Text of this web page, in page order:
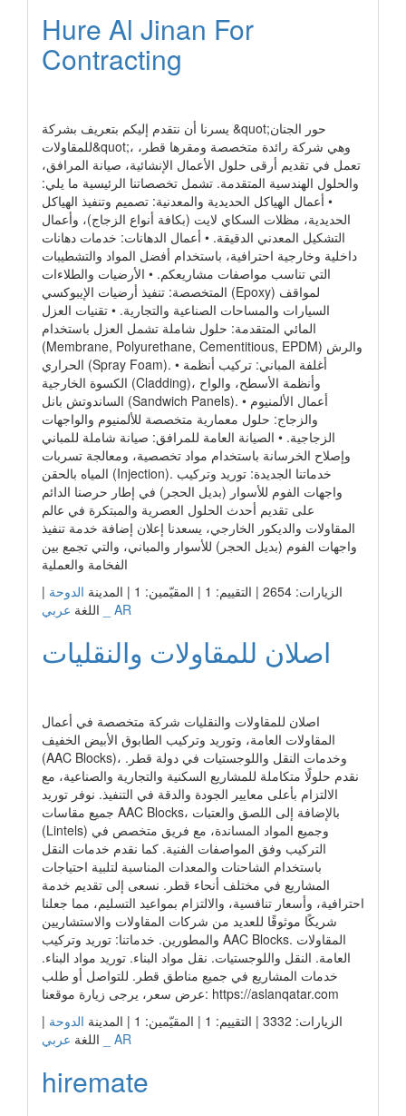
Hure Al Jinan For
Contracting
يسرنا أن نتقدم إليكم بتعريف بشركة &quot;حور الجنان
للمقاولات&quot;، وهي شركة رائدة متخصصة ومقرها قطر،
تعمل في تقديم أرقى حلول الأعمال الإنشائية، صيانة المرافق،
والحلول الهندسية المتقدمة. تشمل تخصصاتنا الرئيسية ما يلي:
• أعمال الهياكل الحديدية والمعدنية: تصميم وتنفيذ الهياكل
الحديدية، مظلات السكاي لايت (بكافة أنواع الزجاج)، وأعمال
التشكيل المعدني الدقيقة. • أعمال الدهانات: خدمات دهانات
داخلية وخارجية احترافية، باستخدام أفضل المواد والتشطيبات
التي تناسب مواصفات مشاريعكم. • الأرضيات والطلاءات
المتخصصة: تنفيذ أرضيات الإيبوكسي (Epoxy) لمواقف
السيارات والمساحات الصناعية والتجارية. • تقنيات العزل
المائي المتقدمة: حلول شاملة تشمل العزل باستخدام
(Membrane, Polyurethane, Cementitious, EPDM) والرش
الحراري (Spray Foam). • أغلفة المباني: تركيب أنظمة
الكسوة الخارجية (Cladding)، وأنظمة الأسطح، والواح
الساندوتش بانل (Sandwich Panels). • أعمال الألمنيوم
والزجاج: حلول معمارية متخصصة للألمنيوم والواجهات
الزجاجية. • الصيانة العامة للمرافق: صيانة شاملة للمباني
وإصلاح الخرسانة باستخدام مواد تخصصية، ومعالجة تسربات
المياه بالحقن (Injection). خدماتنا الجديدة: توريد وتركيب
واجهات الفوم للأسوار (بديل الحجر) في إطار حرصنا الدائم
على تقديم أحدث الحلول العصرية والمبتكرة في عالم
المقاولات والديكور الخارجي، يسعدنا إعلان إضافة خدمة تنفيذ
واجهات الفوم (بديل الحجر) للأسوار والمباني، والتي تجمع بين
الفخامة والعملية
الزيارات: 2654 | التقييم: 1 | المقيّمين: 1 | المدينة
الدوحة |
اللغة عربي _ AR
اصلان للمقاولات والنقليات
اصلان للمقاولات والنقليات شركة متخصصة في أعمال
المقاولات العامة، وتوريد وتركيب الطابوق الأبيض الخفيف
(AAC Blocks)، وخدمات النقل واللوجستيات في دولة قطر.
نقدم حلولًا متكاملة للمشاريع السكنية والتجارية والصناعية، مع
الالتزام بأعلى معايير الجودة والدقة في التنفيذ. نوفر توريد
جميع مقاسات AAC Blocks، بالإضافة إلى اللصق والعتبات
(Lintels) وجميع المواد المساندة، مع فريق متخصص في
التركيب وفق المواصفات الفنية. كما نقدم خدمات النقل
باستخدام الشاحنات والمعدات المناسبة لتلبية احتياجات
المشاريع في مختلف أنحاء قطر. نسعى إلى تقديم خدمة
احترافية، وأسعار تنافسية، والالتزام بمواعيد التسليم، مما جعلنا
شريكًا موثوقًا للعديد من شركات المقاولات والاستشاريين
والمطورين. خدماتنا: توريد وتركيب AAC Blocks. المقاولات
العامة. النقل واللوجستيات. نقل مواد البناء. توريد مواد البناء.
خدمات المشاريع في جميع مناطق قطر. للتواصل أو طلب
عرض سعر، يرجى زيارة موقعنا: https://aslanqatar.com
الزيارات: 3332 | التقييم: 1 | المقيّمين: 1 | المدينة
الدوحة |
اللغة عربي _ AR
hiremate